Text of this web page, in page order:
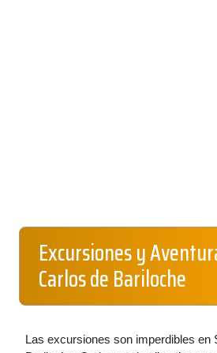
Excursiones y
Carlos de Bariloche
Las excursiones son imperdibles en